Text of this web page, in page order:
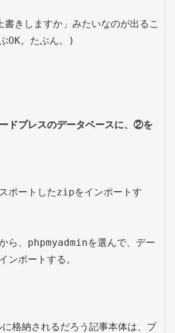
きしますか」みたいなのが出るこ
OK。たぶん。)
ドプレスのデータベースに、②を
ポートしたzipをインポートす
ら、phpmyadminを選んで、デー
ンポートする。
格納されるだろう記事本体は、ブ